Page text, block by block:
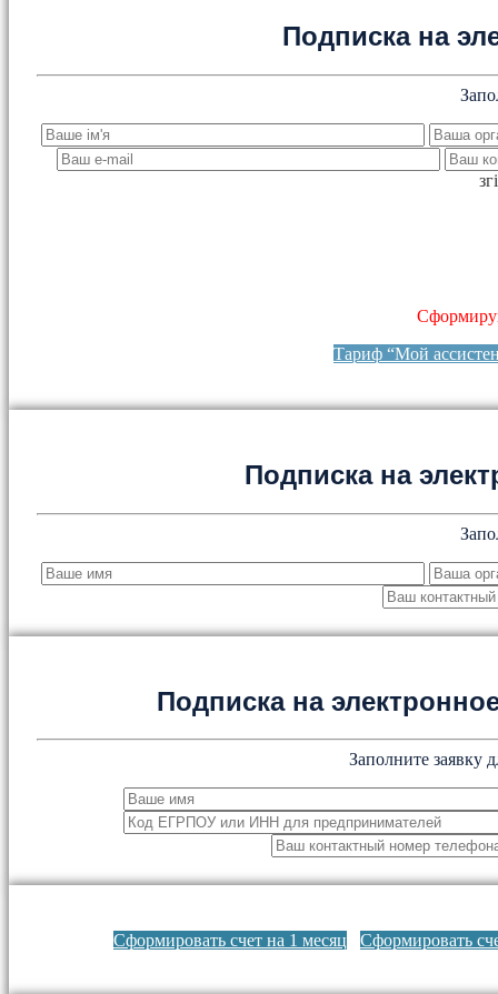
Подписка на
Тариф “Мой
Подписка на
Подписка на
Заполните заявку
Сформировать счет на 1 месяц Сформировать